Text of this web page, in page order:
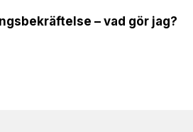
– vad gör jag?